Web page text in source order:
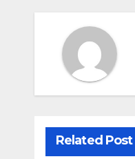
Related Post